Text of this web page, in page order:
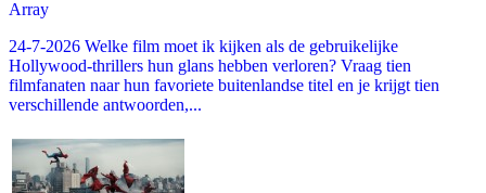
Array
24-7-2026 Welke film moet ik kijken als de gebruikelijke
Hollywood-thrillers hun glans hebben verloren? Vraag tien
filmfanaten naar hun favoriete buitenlandse titel en je krijgt tien
verschillende antwoorden,...